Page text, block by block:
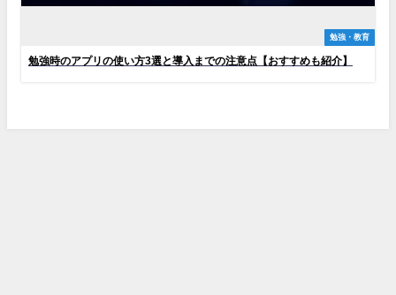
勉強・教育
勉強時のアプリの使い方3選と導入までの注意点【おすすめも紹介】